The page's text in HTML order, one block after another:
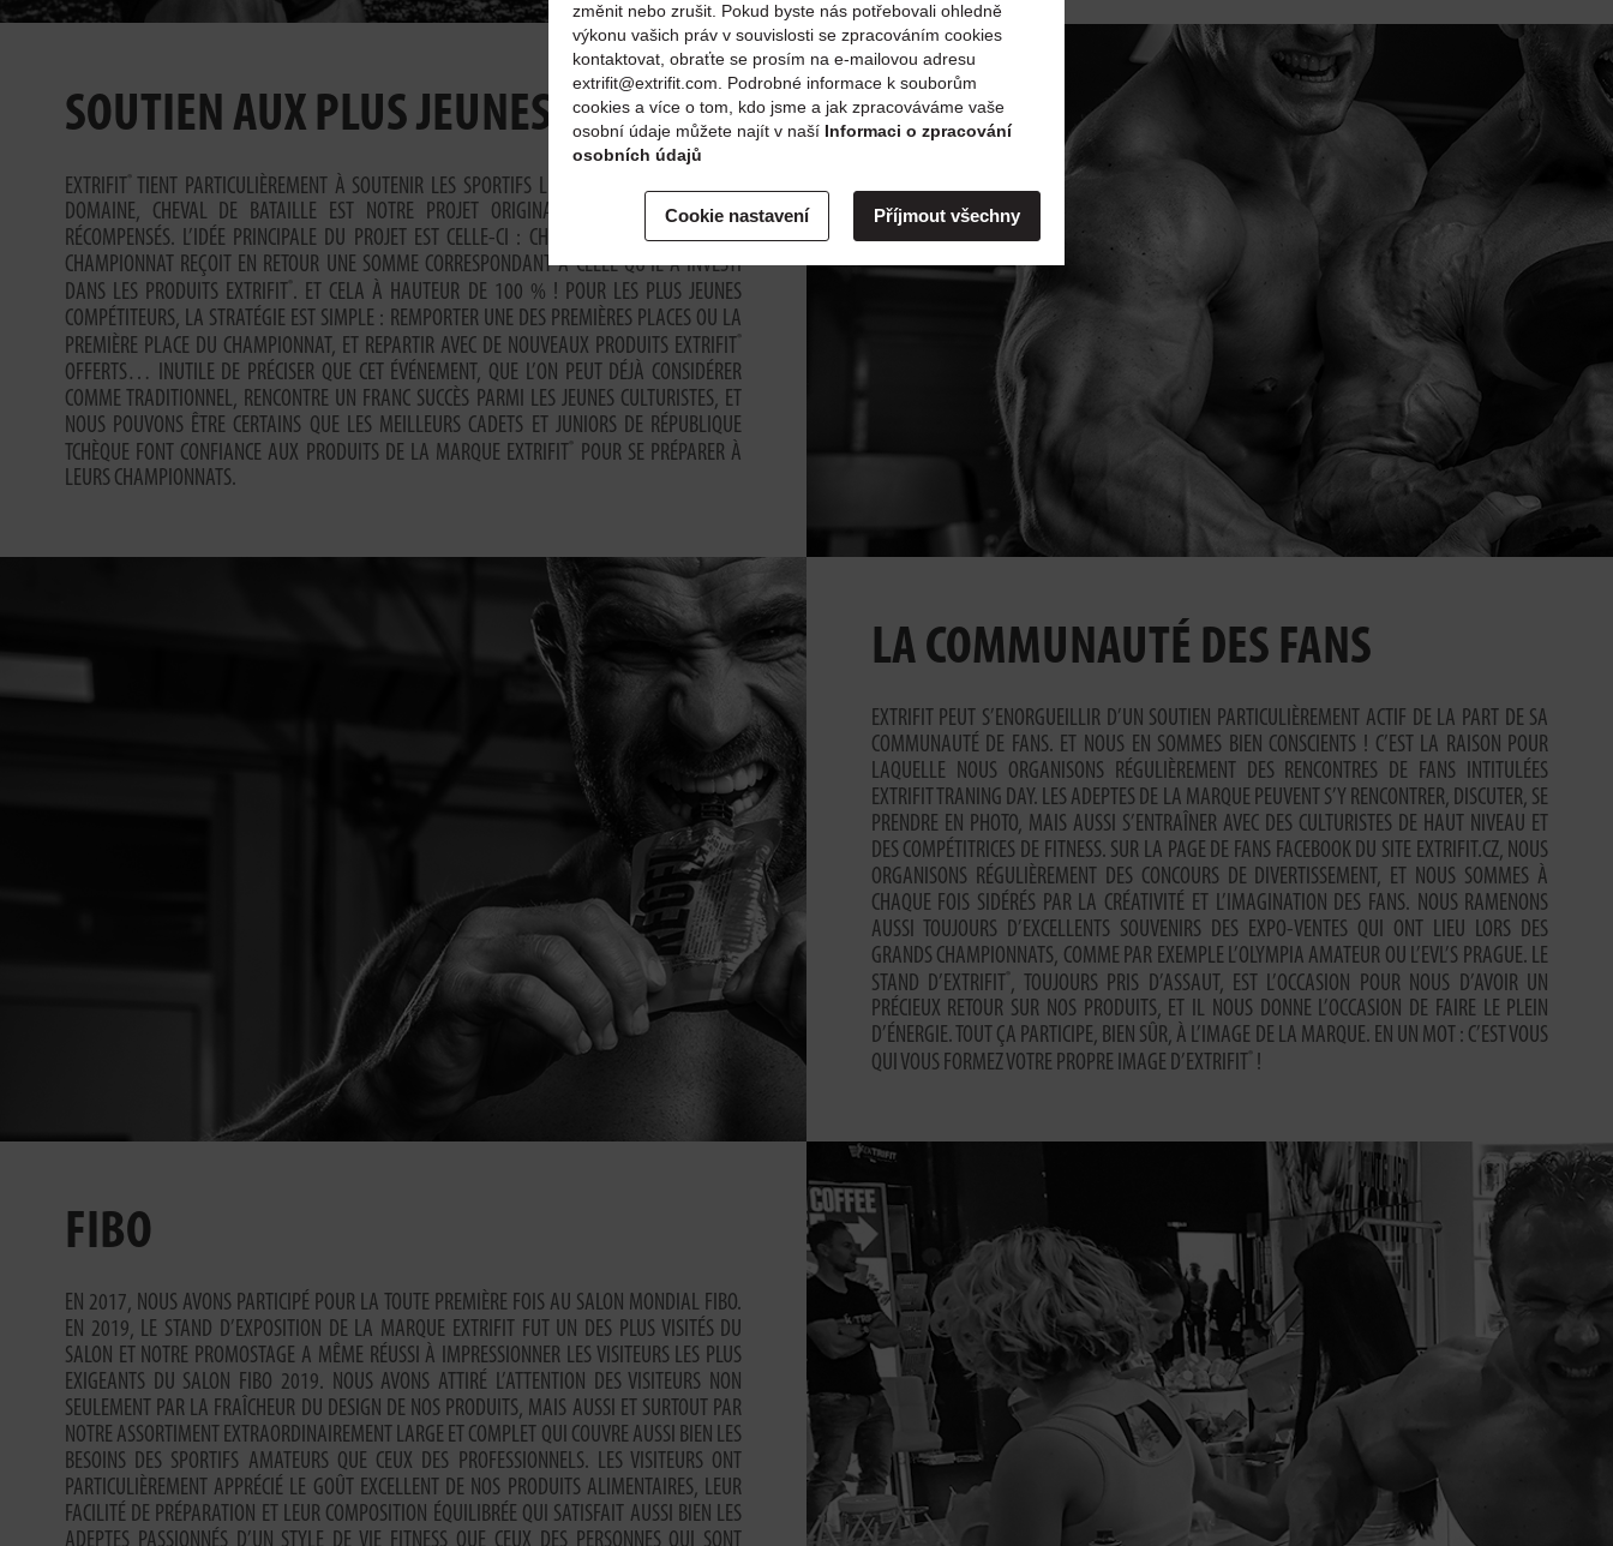
SOUTIEN AUX PLUS JEUNES
EXTRIFIT ®
TIENT PARTICULIÈREMENT À SOUTENIR LES SPORTIFS LES PLUS JEUNES. DANS CE
DOMAINE, CHEVAL DE BATAILLE EST NOTRE PROJET ORIGINAL INTITULÉ DES SUCCÈS
RÉCOMPENSÉS. L’IDÉE PRINCIPALE DU PROJET EST CELLE-CI : CHACUN DES GAGNANTS DU
CHAMPIONNAT REÇOIT EN RETOUR UNE SOMME CORRESPONDANT À CELLE QU’IL A INVESTI
DANS LES PRODUITS EXTRIFIT . ET CELA À HAUTEUR DE 100 % ! POUR LES PLUS JEUNES
COMPÉTITEURS, LA STRATÉGIE EST SIMPLE : REMPORTER UNE DES PREMIÈRES PLACES OU LA
PREMIÈRE PLACE DU CHAMPIONNAT, ET REPARTIR AVEC DE NOUVEAUX PRODUITS EXTRIFIT
OFFERTS… INUTILE DE PRÉCISER QUE CET ÉVÉNEMENT, QUE L’ON PEUT DÉJÀ CONSIDÉRER
COMME TRADITIONNEL, RENCONTRE UN FRANC SUCCÈS PARMI LES JEUNES CULTURISTES, ET
NOUS POUVONS ÊTRE CERTAINS QUE LES MEILLEURS CADETS ET JUNIORS DE RÉPUBLIQUE
TCHÈQUE FONT CONFIANCE AUX PRODUITS DE LA MARQUE EXTRIFIT
POUR SE PRÉPARER À
LEURS CHAMPIONNATS.
LA COMMUNAUTÉ DES FANS
EXTRIFIT PEUT S’ENORGUEILLIR D’UN SOUTIEN PARTICULIÈREMENT ACTIF DE LA PART DE SA
COMMUNAUTÉ DE FANS. ET NOUS EN SOMMES BIEN CONSCIENTS ! C’EST LA RAISON POUR
LAQUELLE NOUS ORGANISONS RÉGULIÈREMENT DES RENCONTRES DE FANS INTITULÉES
EXTRIFIT TRANING DAY. LES ADEPTES DE LA MARQUE PEUVENT S’Y RENCONTRER, DISCUTER, SE
PRENDRE EN PHOTO, MAIS AUSSI S’ENTRAÎNER AVEC DES CULTURISTES DE HAUT NIVEAU ET
DES COMPÉTITRICES DE FITNESS. SUR LA PAGE DE FANS FACEBOOK DU SITE EXTRIFIT.CZ, NOUS
ORGANISONS RÉGULIÈREMENT DES CONCOURS DE DIVERTISSEMENT, ET NOUS SOMMES À
CHAQUE FOIS SIDÉRÉS PAR LA CRÉATIVITÉ ET L’IMAGINATION DES FANS. NOUS RAMENONS
AUSSI TOUJOURS D’EXCELLENTS SOUVENIRS DES EXPO-VENTES QUI ONT LIEU LORS DES
GRANDS CHAMPIONNATS, COMME PAR EXEMPLE L’OLYMPIA AMATEUR OU L’EVL’S PRAGUE. LE
STAND D’EXTRIFIT
, TOUJOURS PRIS D’ASSAUT, EST L’OCCASION POUR NOUS D’AVOIR UN
PRÉCIEUX RETOUR SUR NOS PRODUITS, ET IL NOUS DONNE L’OCCASION DE FAIRE LE PLEIN
D’ÉNERGIE. TOUT ÇA PARTICIPE, BIEN SÛR, À L’IMAGE DE LA MARQUE. EN UN MOT : C’EST VOUS
QUI VOUS FORMEZ VOTRE PROPRE IMAGE D’EXTRIFIT ® !
FIBO
EN 2017, NOUS AVONS PARTICIPÉ POUR LA TOUTE PREMIÈRE FOIS AU SALON MONDIAL FIBO.
EN 2019, LE STAND D’EXPOSITION DE LA MARQUE EXTRIFIT FUT UN DES PLUS VISITÉS DU
SALON ET NOTRE PROMOSTAGE A MÊME RÉUSSI À IMPRESSIONNER LES VISITEURS LES PLUS
EXIGEANTS DU SALON FIBO 2019. NOUS AVONS ATTIRÉ L’ATTENTION DES VISITEURS NON
SEULEMENT PAR LA FRAÎCHEUR DU DESIGN DE NOS PRODUITS, MAIS AUSSI ET SURTOUT PAR
NOTRE ASSORTIMENT EXTRAORDINAIREMENT LARGE ET COMPLET QUI COUVRE AUSSI BIEN LES
BESOINS DES SPORTIFS AMATEURS QUE CEUX DES PROFESSIONNELS. LES VISITEURS ONT
PARTICULIÈREMENT APPRÉCIÉ LE GOÛT EXCELLENT DE NOS PRODUITS ALIMENTAIRES, LEUR
FACILITÉ DE PRÉPARATION ET LEUR COMPOSITION ÉQUILIBRÉE QUI SATISFAIT AUSSI BIEN LES
ADEPTES PASSIONNÉS D’UN STYLE DE VIE FITNESS QUE CEUX DES PERSONNES QUI SONT
změnit nebo zrušit. Pokud byste nás potřebovali ohledně
výkonu vašich práv v souvislosti se zpracováním cookies
kontaktovat, obraťte se prosím na e-mailovou adresu
extrifit@extrifit.com. Podrobné informace k souborům
cookies a více o tom, kdo jsme a jak zpracováváme vaše
osobní údaje můžete najít v naší Informaci o zpracování
osobních údajů
Cookie nastavení Příjmout všechny